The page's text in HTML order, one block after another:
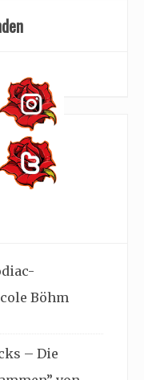
Böhm
– Die